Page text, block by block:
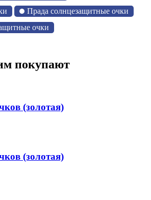
Прада солнцезащитные очки
очки
покупают
(золотая)
(золотая)